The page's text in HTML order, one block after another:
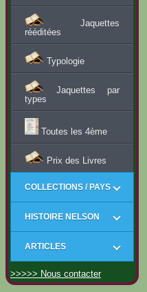
Jaquettes
rééditées
Typologie
Jaquettes par
types
Toutes les 4ème
Prix des Livres
COLLECTIONS / PAYS
HISTOIRE NELSON
ARTICLES
>>>>> Nous contacter